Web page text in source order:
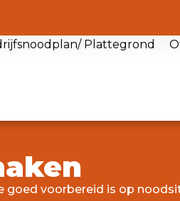
Plattegrond
voorbereid is op